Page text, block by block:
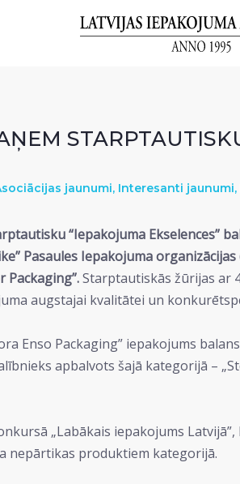
jaunumi, Interesanti jaunumi,
“Iepakojuma Ekselences”
Pasaules Iepakojuma
Starptautiskās žūrijas ar
augstajai kvalitātei un
Enso Packaging” iepakojums
apbalvots šajā kategorijā –
„Labākais iepakojums
nepārtikas produktiem kategorijā.